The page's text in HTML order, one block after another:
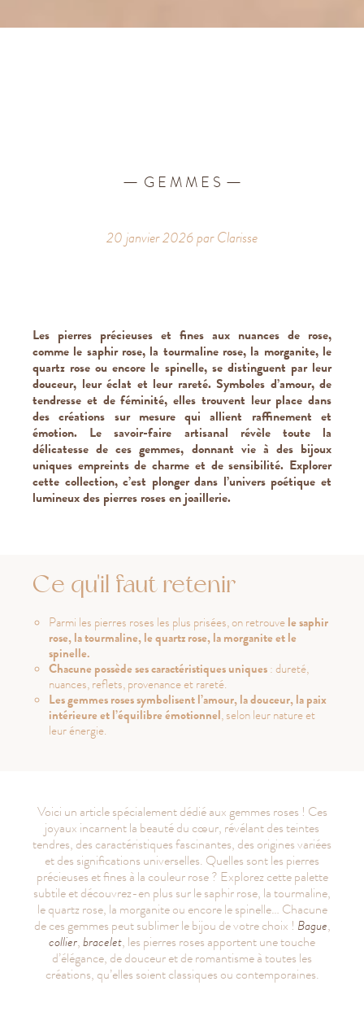
G E M M E S
20 janvier 2026 par Clarisse
Les pierres précieuses et fines aux nuances de rose,
comme le saphir rose, la tourmaline rose, la morganite, le
quartz rose ou encore le spinelle, se distinguent par leur
douceur, leur éclat et leur rareté. Symboles d’amour, de
tendresse et de féminité, elles trouvent leur place dans
des créations sur mesure qui allient raffinement et
émotion. Le savoir-faire artisanal révèle toute la
délicatesse de ces gemmes, donnant vie à des bijoux
uniques empreints de charme et de sensibilité. Explorer
cette collection, c’est plonger dans l’univers poétique et
lumineux des pierres roses en joaillerie.
Ce qu'il faut retenir
Parmi les pierres roses les plus prisées, on retrouvele saphir
rose, la tourmaline, le quartz rose, la morganite et le
spinelle.
Chacune possède ses caractéristiques uniques: dureté,
nuances, reflets, provenance et rareté.
Les gemmes roses symbolisent l’amour, la douceur, la paix
intérieure et l’équilibre émotionnel, selon leur nature et
leur énergie.
Voici un article spécialement dédié aux gemmes roses ! Ces
joyaux incarnent la beauté du cœur, révélant des teintes
tendres, des caractéristiques fascinantes, des origines variées
et des significations universelles. Quelles sont les pierres
précieuses et fines à la couleur rose ? Explorez cette palette
subtile et découvrez-en plus sur le saphir rose, la tourmaline,
le quartz rose, la morganite ou encore le spinelle… Chacune
de ces gemmes peut sublimer le bijou de votre choix ! Bague,
collier,bracelet, les pierres roses apportent une touche
d’élégance, de douceur et de romantisme à toutes les
créations, qu’elles soient classiques ou contemporaines.